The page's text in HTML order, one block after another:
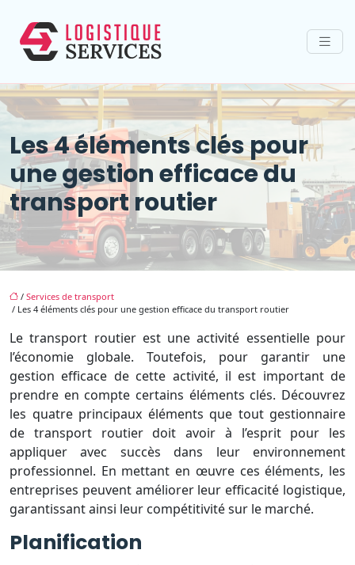
Les 4 éléments clés pour
une gestion efficace du
transport routier
/ Services de transport
/ Les 4 éléments clés pour une gestion efficace du transport routier
Le transport routier est une activité essentielle pour
l’économie globale. Toutefois, pour garantir une
gestion efficace de cette activité, il est important de
prendre en compte certains éléments clés. Découvrez
les quatre principaux éléments que tout gestionnaire
de transport routier doit avoir à l’esprit pour les
appliquer avec succès dans leur environnement
professionnel. En mettant en œuvre ces éléments, les
entreprises peuvent améliorer leur efficacité logistique,
garantissant ainsi leur compétitivité sur le marché.
Planification